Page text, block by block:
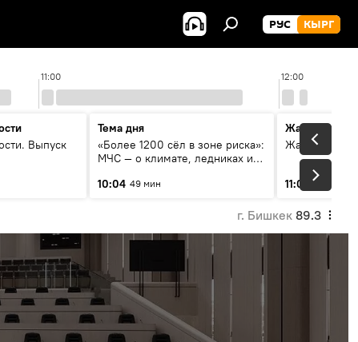
РУС КЫРГ
11:00 12:00
Выпуск
Тема дня
«Более 1200 сёл в зоне риска»:
МЧС — о климате, ледниках и
населения
10:04 49 мин
Жаңылыктар
11:01 3 мин
г. Бишкек 89.3